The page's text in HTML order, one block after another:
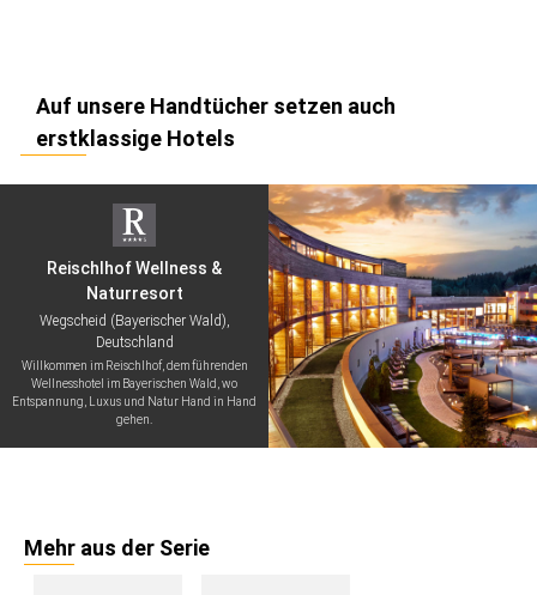
Auf unsere Handtücher setzen auch
erstklassige Hotels
Reischlhof Wellness &
Naturresort
Wegscheid (Bayerischer Wald),
Deutschland
Willkommen im Reischlhof, dem führenden
Wellnesshotel im Bayerischen Wald, wo
Entspannung, Luxus und Natur Hand in Hand
gehen.
Mehr aus der Serie